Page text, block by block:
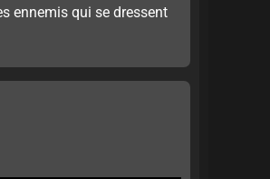
ennemis qui se dressent